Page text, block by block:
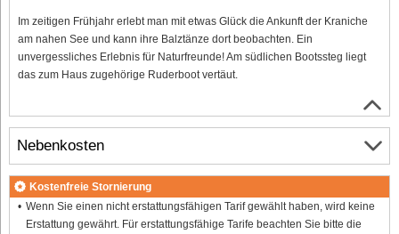
Im zeitigen Frühjahr erlebt man mit etwas Glück die Ankunft der Kraniche
am nahen See und kann ihre Balztänze dort beobachten. Ein
unvergessliches Erlebnis für Naturfreunde! Am südlichen Bootssteg liegt
das zum Haus zugehörige Ruderboot vertäut.
Nebenkosten
Kostenfreie Stornierung
Wenn Sie einen nicht erstattungsfähigen Tarif gewählt haben, wird keine
Erstattung gewährt. Für erstattungsfähige Tarife beachten Sie bitte die